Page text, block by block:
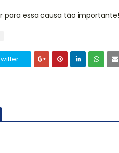
para essa causa tão importante!